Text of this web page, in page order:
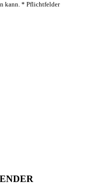
kann. * Pflichtfelder